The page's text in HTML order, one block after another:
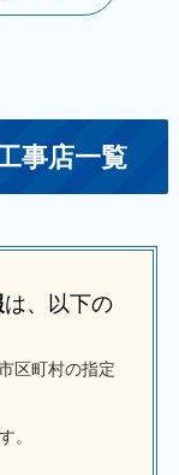
事店一覧
は、以下の
区町村の指定
。